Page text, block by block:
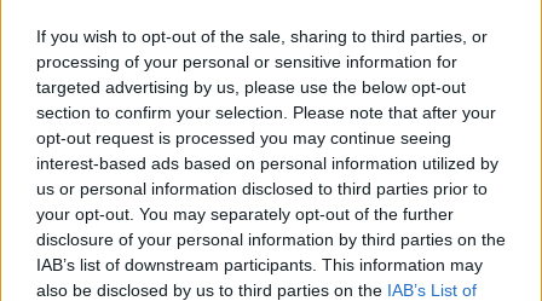
If you wish to opt-out of the sale, sharing to third parties, or
processing of your personal or sensitive information for
targeted advertising by us, please use the below opt-out
section to confirm your selection. Please note that after your
opt-out request is processed you may continue seeing
interest-based ads based on personal information utilized by
us or personal information disclosed to third parties prior to
your opt-out. You may separately opt-out of the further
disclosure of your personal information by third parties on the
IAB’s list of downstream participants. This information may
also be disclosed by us to third parties on the IAB’s List of
M5S e Pd, volano colpi bassi
Salvini:"Susanna è vincente"
"A Neonatologia urgono interventi strutturali"
"La polizia provinciale usata per rappresentanza"
E' morto Niki Giustini